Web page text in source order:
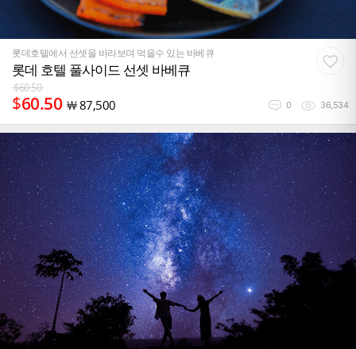
롯데호텔에서 선셋을 바라보며 먹을수 있는 바베큐
롯데 호텔 풀사이드 선셋 바베큐
$60.50
$60.50 ￦87,500 0 36,534